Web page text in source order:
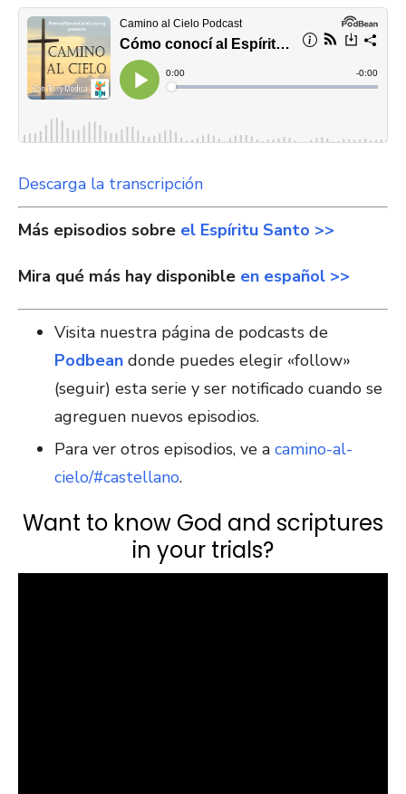
Descarga la transcripción
Más episodios sobre el Espíritu Santo >>
Mira qué más hay disponible en español >>
Visita nuestra página de podcasts de
Podbean donde puedes elegir «follow»
(seguir) esta serie y ser notificado cuando se
agreguen nuevos episodios.
Para ver otros episodios, ve a camino-al-
cielo/#castellano.
Want to know God and scriptures
in your trials?